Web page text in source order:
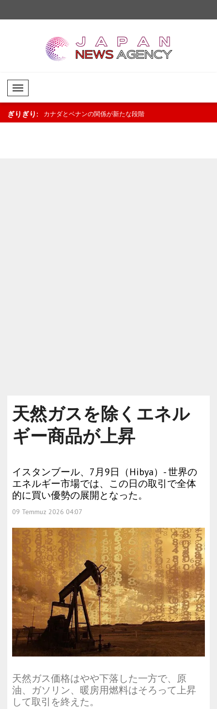
Mobil Menü
ぎりぎり:
College カナダとベナンの関係が新たな段階
天然ガスを除くエネル
ギー商品が上昇
イスタンブール、7月9日（Hibya）- 世界の
エネルギー市場では、この日の取引で全体
的に買い優勢の展開となった。
09 Temmuz 2026 04:07
天然ガス価格はやや下落した一方で、原
油、ガソリン、暖房用燃料はそろって上昇
して取引を終えた。